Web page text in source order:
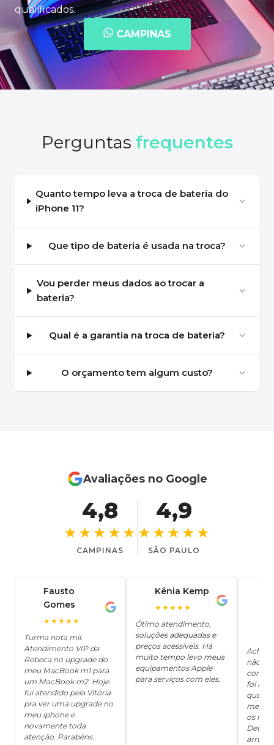
qualificados.
CAMPINAS
Perguntas frequentes
Quanto tempo leva a troca de bateria do
iPhone 11?
Que tipo de bateria é usada na troca?
Vou perder meus dados ao trocar a
bateria?
Qual é a garantia na troca de bateria?
O orçamento tem algum custo?
Avaliações no Google
4,8
★★★★★
CAMPINAS
4,9
★★★★★
SÃO PAULO
Fausto
Gomes
★★★★★
Turma nota mil.
Atendimento VIP da
Rebeca no upgrade do
meu MacBook m1 para
um MacBook m2. Hoje
fui atendido pela Vitória
pra ver uma upgrade no
meu iphone e
novamente toda
atenção. Parabéns.
Kênia Kemp
★★★★★
Ótimo atendimento,
soluções adequadas e
preços acessíveis. Há
muito tempo levo meus
equipamentos Apple
para serviços com eles.
Achei
não
foi
me
os
Deus,